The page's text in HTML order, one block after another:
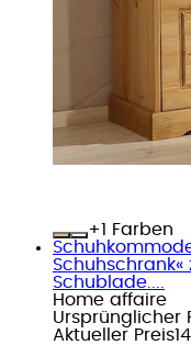
+
Farben
Schublade....
Home affaire
Ursprünglicher
Aktueller Preis